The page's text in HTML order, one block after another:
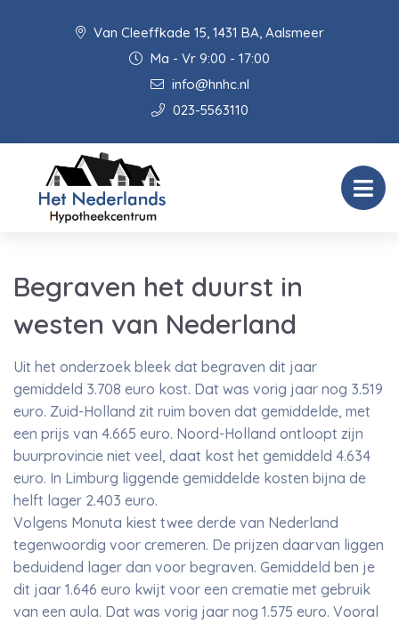
Van Cleeffkade 15, 1431 BA, Aalsmeer
Ma - Vr 9:00 - 17:00
info@hnhc.nl
023-5563110
Begraven het duurst in
westen van Nederland
Uit het onderzoek bleek dat begraven dit jaar
gemiddeld 3.708 euro kost. Dat was vorig jaar nog 3.519
euro. Zuid-Holland zit ruim boven dat gemiddelde, met
een prijs van 4.665 euro. Noord-Holland ontloopt zijn
buurprovincie niet veel, daat kost het gemiddeld 4.634
euro. In Limburg liggende gemiddelde kosten bijna de
helft lager 2.403 euro.
Volgens Monuta kiest twee derde van Nederland
tegenwoordig voor cremeren. De prijzen daarvan liggen
beduidend lager dan voor begraven. Gemiddeld ben je
dit jaar 1.646 euro kwijt voor een crematie met gebruik
van een aula. Dat was vorig jaar nog 1.575 euro. Vooral